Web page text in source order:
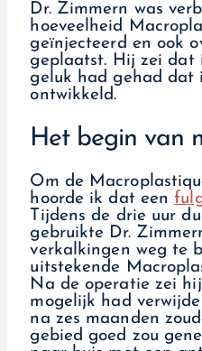
Dr. Zimmern was
hoeveelheid
geïnjecteerd en ook
geplaatst. Hij zei dat
geluk had gehad dat
ontwikkeld.
Het begin van
Om de
hoorde ik dat een
Tijdens de drie uur
gebruikte Dr.
verkalkingen weg te
uitstekende
Na de operatie zei
mogelijk had
na zes maanden
gebied goed zou